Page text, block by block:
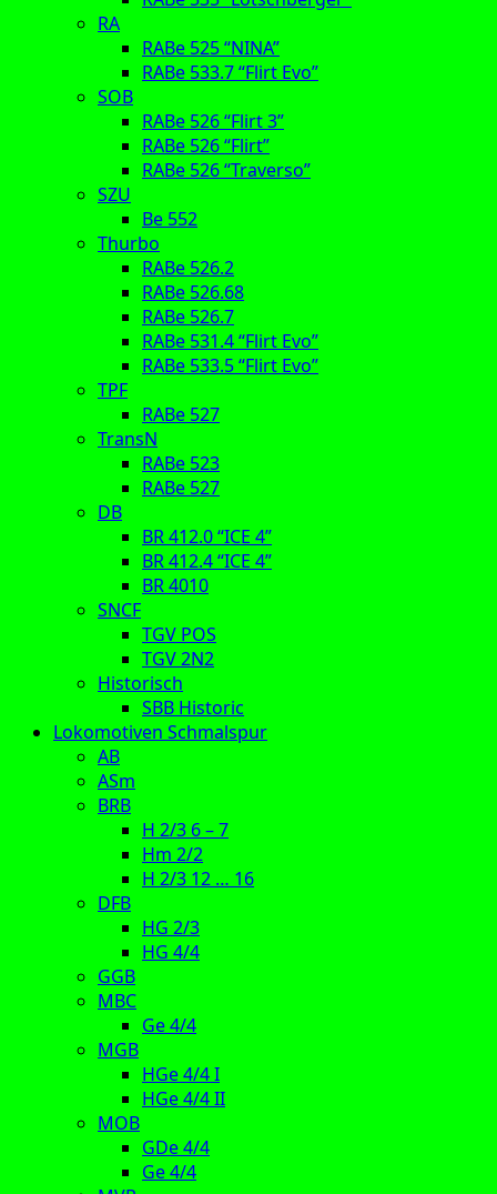
RA
RABe 525 “NINA”
RABe 533.7 “Flirt Evo”
SOB
RABe 526 “Flirt 3”
RABe 526 “Flirt”
RABe 526 “Traverso”
SZU
Be 552
Thurbo
RABe 526.2
RABe 526.68
RABe 526.7
RABe 531.4 “Flirt Evo”
RABe 533.5 “Flirt Evo”
TPF
RABe 527
TransN
RABe 523
RABe 527
DB
BR 412.0 “ICE 4”
BR 412.4 “ICE 4”
BR 4010
SNCF
TGV POS
TGV 2N2
Historisch
SBB Historic
Lokomotiven Schmalspur
AB
ASm
BRB
H 2/3 6 – 7
Hm 2/2
H 2/3 12 … 16
DFB
HG 2/3
HG 4/4
GGB
MBC
Ge 4/4
MGB
HGe 4/4 I
HGe 4/4 II
MOB
GDe 4/4
Ge 4/4